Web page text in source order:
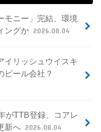
モニー」完結、環境
ングか 2026.08.04
イリッシュウイスキ
ビール会社？
がTTB登録、コアレ
新へ 2026.08.04